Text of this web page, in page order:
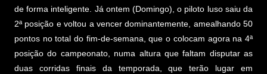
de forma inteligente. Já ontem (Domingo), o piloto luso saiu da
2ª posição e voltou a vencer dominantemente, amealhando 50
pontos no total do fim-de-semana, que o colocam agora na 4ª
posição do campeonato, numa altura que faltam disputar as
duas corridas finais da temporada, que terão lugar em